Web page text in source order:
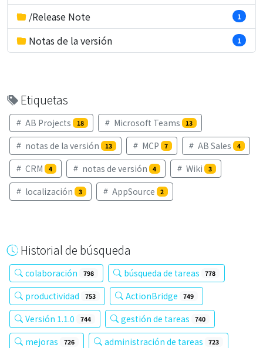
/Release Note 1
Notas de la versión 1
Etiquetas
AB Projects 18 Microsoft Teams 13
notas de la versión 13 MCP 7 AB Sales 4
CRM 4 notas de versión 4 Wiki 3
localización 3 AppSource 2
Historial de búsqueda
colaboración 798 búsqueda de tareas 778
productividad 753 ActionBridge 749
Versión 1.1.0 744 gestión de tareas 740
mejoras 726 administración de tareas 723